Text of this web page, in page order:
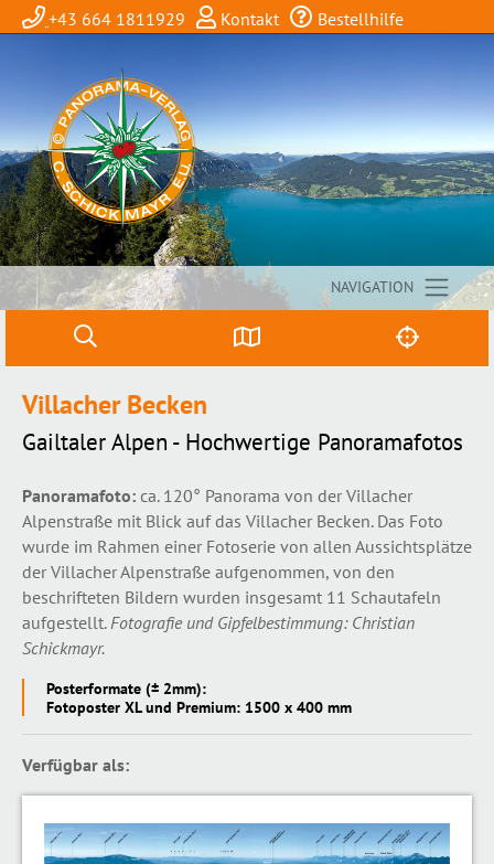
+43 664 1811929 Kontakt Bestellhilfe
NAVIGATION
Villacher Becken
Gailtaler Alpen - Hochwertige Panoramafotos
Panoramafoto: ca. 120° Panorama von der Villacher
Alpenstraße mit Blick auf das Villacher Becken. Das Foto
wurde im Rahmen einer Fotoserie von allen Aussichtsplätze
der Villacher Alpenstraße aufgenommen, von den
beschrifteten Bildern wurden insgesamt 11 Schautafeln
aufgestellt.Fotografie und Gipfelbestimmung: Christian
Schickmayr.
Posterformate (± 2mm):
Fotoposter XL und Premium: 1500 x 400 mm
Verfügbar als: